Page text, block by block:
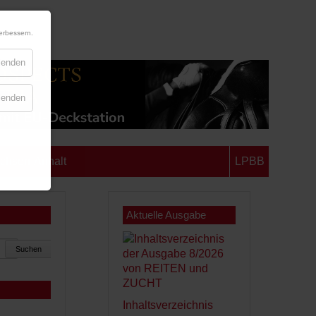
Anhalt LPBB
Suchen
Aktuelle Ausgabe
Inhaltsverzeichnis